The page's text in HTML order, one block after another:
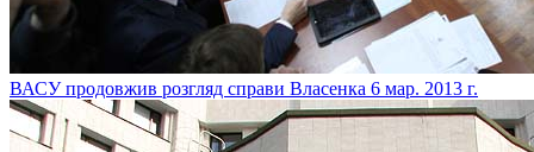
ВАСУ продовжив розгляд справи Власенка 6 мар. 2013 г.